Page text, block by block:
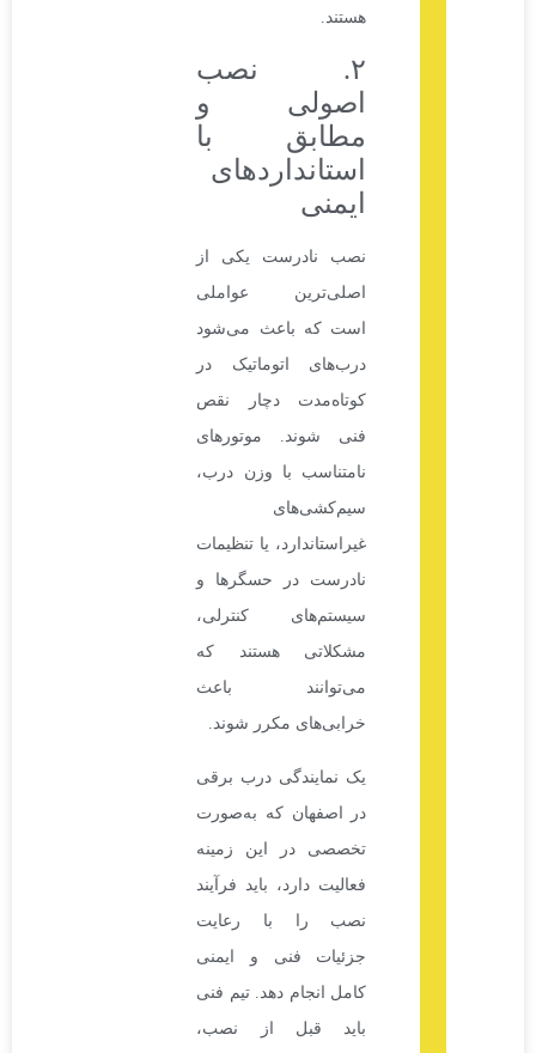
۲. نصب
اصولی و
مطابق با
استانداردهای
نصب نادرست یکی از
اصلی‌ترین عواملی
است که باعث می‌شود
درب‌های اتوماتیک در
کوتاه‌مدت دچار نقص
فنی شوند. موتورهای
نامتناسب با وزن درب،
غیراستاندارد، یا تنظیمات
نادرست در حسگرها و
سیستم‌های کنترلی،
مشکلاتی هستند که
می‌توانند باعث
خرابی‌های مکرر شوند.
یک نمایندگی درب برقی
در اصفهان که به‌صورت
تخصصی در این زمینه
فعالیت دارد، باید فرآیند
نصب را با رعایت
جزئیات فنی و ایمنی
کامل انجام دهد. تیم فنی
باید قبل از نصب،